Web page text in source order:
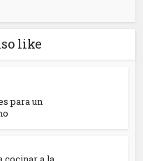
like
para un